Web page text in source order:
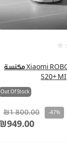
مكنسة Xiaomi ROBOT VACUUM
S20+ MI
Out Of Stock
₪1 800.00 -47%
₪949.00